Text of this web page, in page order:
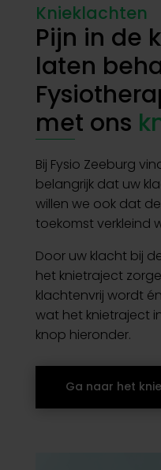
Knieklachten
Pijn in de
laten
met ons
Bij Fysio Zeeburg
belangrijk dat uw
willen we ook dat
toekomst verkleind
Door uw klacht bij
het knietraject
klachtenvrij wordt
wat het knietraject
knop hieronder.
Ga naar het